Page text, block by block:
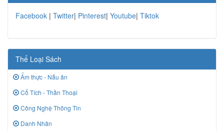
Facebook | Twitter| Pinterest| Youtube| Tiktok
Thể Loại Sách
Ẩm thực - Nấu ăn
Cổ Tích - Thần Thoại
Công Nghệ Thông Tin
Danh Nhân